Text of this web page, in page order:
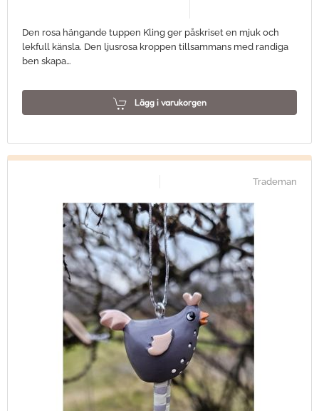
Den rosa hängande tuppen Kling ger påskriset en mjuk och
lekfull känsla. Den ljusrosa kroppen tillsammans med randiga
ben skapa…
Lägg i varukorgen
Trademan